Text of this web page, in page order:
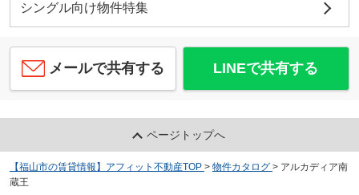
シングル向け物件特集
メールで共有する LINEで共有する
ページトップへ
【福山市の賃貸情報】アフィット不動産TOP > 物件カタログ > アルカディア南
蔵王